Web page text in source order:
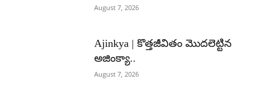
August 7, 2026
Ajinkya | కొత్తజీవితం మొదలెట్టిన
అజింక్యా..
August 7, 2026